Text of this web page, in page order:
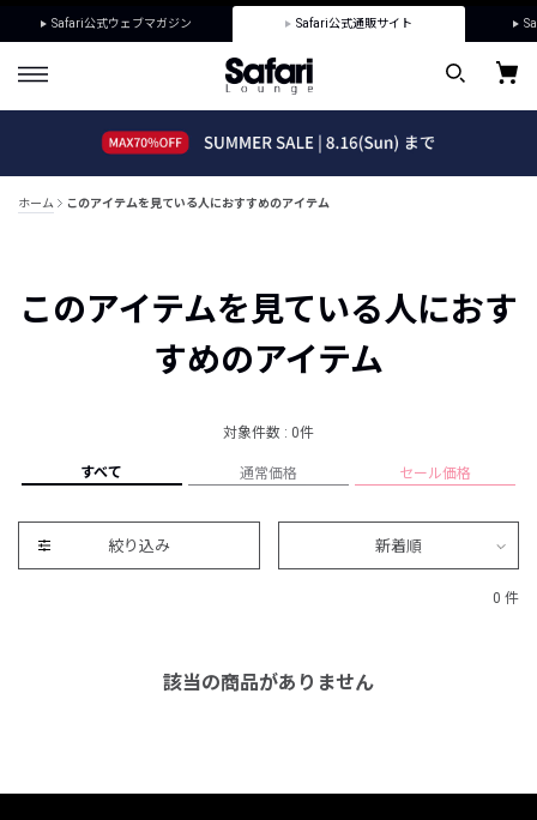
Safari公式ウェブマガジン Safari公式通販サイト
ホーム このアイテムを見ている人におすすめのアイテム
このアイテムを見ている人におす
すめのアイテム
対象件数 : 0件
すべて 通常価格 セール価格
絞り込み 新着順
0 件
該当の商品がありません